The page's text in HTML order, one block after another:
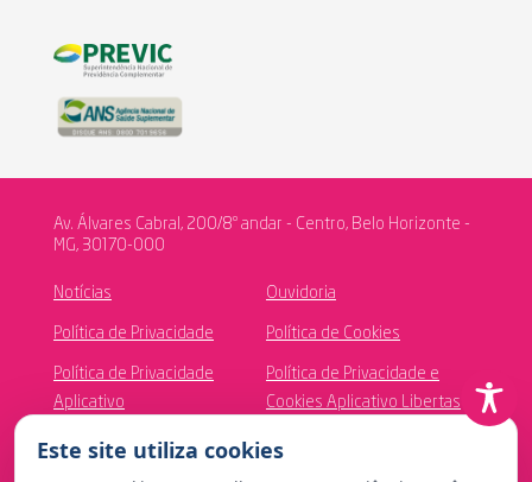
Av. Álvares Cabral, 200/8º andar - Centro, Belo Horizonte -
MG, 30170-000
Notícias Ouvidoria
Política de Privacidade Política de Cookies
Política de Privacidade
Aplicativo
Política de Privacidade e
Cookies Aplicativo Libertas
Este site utiliza cookies